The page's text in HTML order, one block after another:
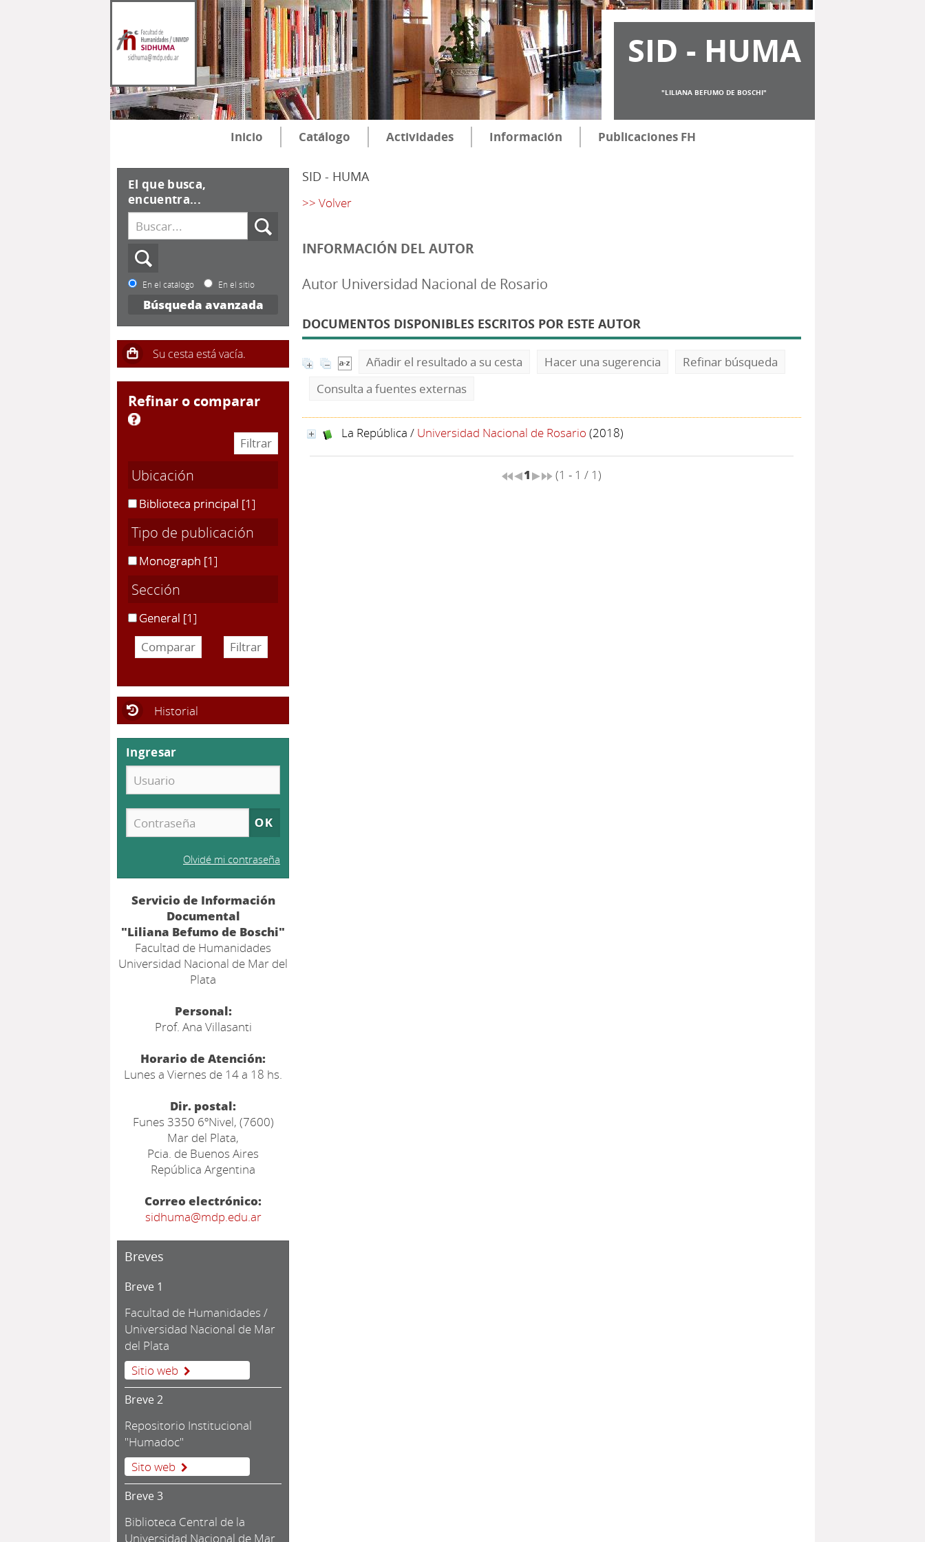
SID - HUMA
"LILIANA BEFUMO DE BOSCHI"
Inicio Catálogo Actividades Información Publicaciones FH
SID - HUMA
>> Volver
INFORMACIÓN DEL AUTOR
Autor Universidad Nacional de Rosario
DOCUMENTOS DISPONIBLES ESCRITOS POR ESTE AUTOR
Añadir el resultado a su cesta Hacer una sugerencia
Refinar búsqueda
Consulta a fuentes externas
La República / Universidad Nacional de Rosario (2018)
1 (1 - 1 / 1)
El que busca,
encuentra...
En el catálogo En el sitio
Búsqueda avanzada
refinar o comparar
Ubicación
Biblioteca principal [1]
Tipo de publicación
Monograph [1]
Sección
General [1]
Historial
Ingresar
Olvidé mi contraseña
Servicio de Información
Documental
"Liliana Befumo de Boschi"
Facultad de Humanidades
Universidad Nacional de Mar del
Plata
Personal:
Prof. Ana Villasanti
Horario de Atención:
Lunes a Viernes de 14 a 18 hs.
Dir. postal:
Funes 3350 6ºNivel, (7600)
Mar del Plata,
Pcia. de Buenos Aires
República Argentina
Correo electrónico:
sidhuma@mdp.edu.ar
Breves
Breve 1
Facultad de Humanidades /
Universidad Nacional de Mar
del Plata
Sitio web
Breve 2
Repositorio Institucional
"Humadoc"
Sito web
Breve 3
Biblioteca Central de la
Universidad Nacional de Mar